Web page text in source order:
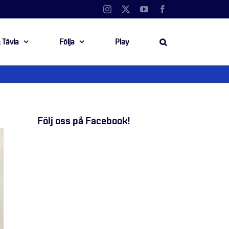
Instagram YouTube
Tävla Följa Play
Följ oss på Facebook!